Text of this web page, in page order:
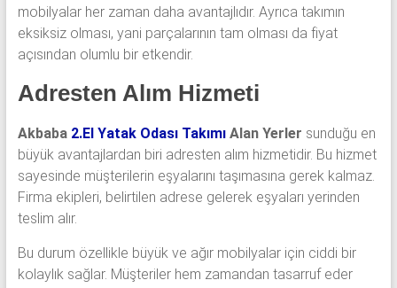
mobilyalar her zaman daha avantajlıdır. Ayrıca takımın
eksiksiz olması, yani parçalarının tam olması da fiyat
açısından olumlu bir etkendir.
Adresten Alım Hizmeti
Akbaba 2.El Yatak Odası TakımıAlan Yerler sunduğu en
büyük avantajlardan biri adresten alım hizmetidir. Bu hizmet
sayesinde müşterilerin eşyalarını taşımasına gerek kalmaz.
Firma ekipleri, belirtilen adrese gelerek eşyaları yerinden
teslim alır.
Bu durum özellikle büyük ve ağır mobilyalar için ciddi bir
kolaylık sağlar. Müşteriler hem zamandan tasarruf eder